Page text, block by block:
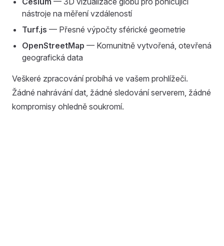
nástroje na měření vzdáleností
Turf.js — Přesné výpočty sférické geometrie
OpenStreetMap — Komunitně vytvořená, otevřená
geografická data
Veškeré zpracování probíhá ve vašem prohlížeči.
Žádné nahrávání dat, žádné sledování serverem, žádné
kompromisy ohledně soukromí.